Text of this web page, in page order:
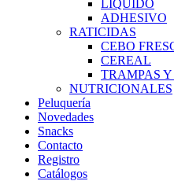
LIQUIDO
ADHESIVO
RATICIDAS
CEBO
CEREAL
TRAMPAS
NUTRICIONALES
Peluquería
Novedades
Snacks
Contacto
Registro
Catálogos